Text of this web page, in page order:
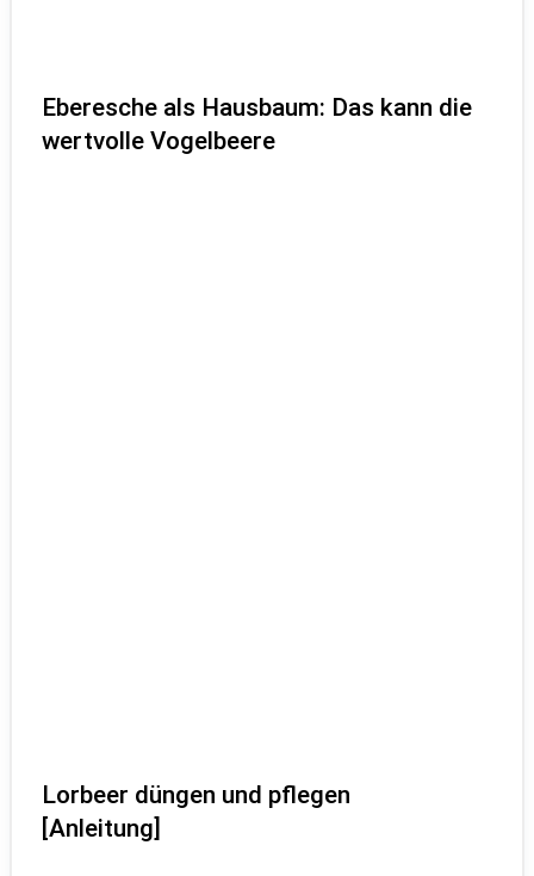
Eberesche als Hausbaum: Das kann die
wertvolle Vogelbeere
Lorbeer düngen und pflegen
[Anleitung]